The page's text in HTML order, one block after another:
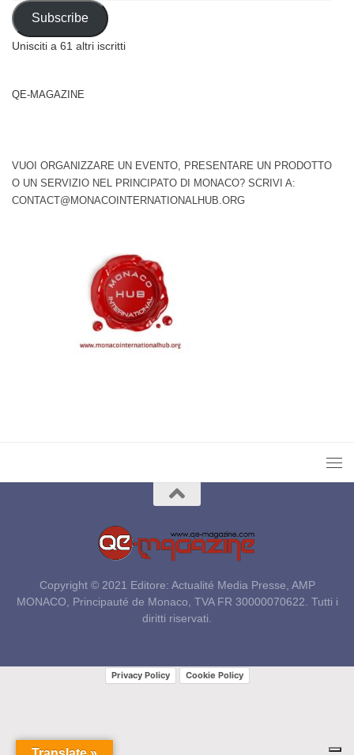
Address
Subscribe
Unisciti a 61 altri iscritti
QE-MAGAZINE
VUOI ORGANIZZARE UN EVENTO, PRESENTARE UN PRODOTTO
O UN SERVIZIO NEL PRINCIPATO DI MONACO? SCRIVI A:
CONTACT@MONACOINTERNATIONALHUB.ORG
Copyright © 2021 Editore: Actualité Media Presse, AMP
MONACO, Principauté de Monaco, TVA FR 30000070622. Tutti i
diritti riservati.
Privacy Policy Cookie Policy